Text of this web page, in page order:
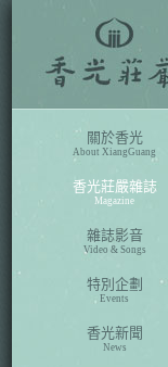
關於香光
About XiangGuang
香光莊嚴雜誌
Magazine
雜誌影音
Video & Songs
特別企劃
Events
香光新聞
News